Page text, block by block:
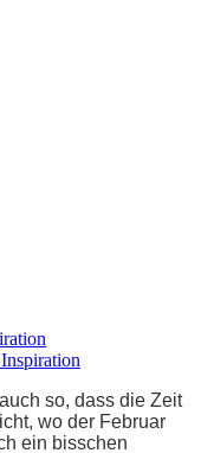
so, dass die Zeit
wo der Februar
ein bisschen